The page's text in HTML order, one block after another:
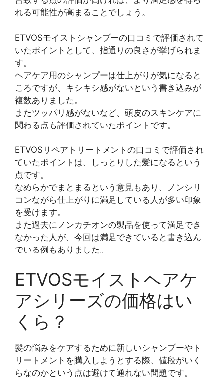
れる可能性が高まることでしょう。
ETVOSモイストシャンプーの口コミで評価されて
いたポイントとして、指通りの良さが挙げられま
す。
ヘアケア用のシャンプーは仕上がりが気になると
ころですが、キシキシ感がないという書き込みが
複数ありました。
またツッパリ感がないなど、頭皮のスキンケアに
関わる点も評価されていたポイントです。
ETVOSリペアトリートメントの口コミで評価され
ていたポイントは、しっとりした髪になるという
点です。
なめらかでまとまるという意見もあり、ノンシリ
コンながら仕上がりに満足している人が多い印象
を受けます。
また過去にノンカチオンの製品を使って満足でき
なかった人が、今回は満足できていると書き込ん
でいる例もありました。
ETVOSモイストヘアケ
アシリーズの価格はい
くら？
髪の悩みをケアするために新しいシャンプーやト
リートメントを購入しようとする際、値段がいく
らなのかという点は避けて通れない問題です。